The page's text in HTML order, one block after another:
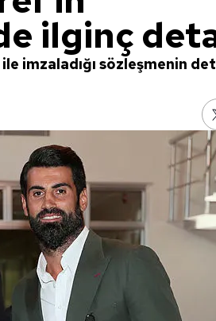
ilginç
imzaladığı sözleşmenin